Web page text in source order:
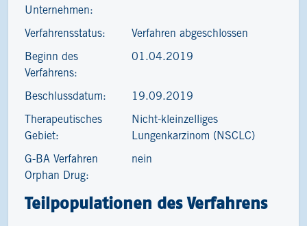
Unternehmen:
Verfahrensstatus: Verfahren abgeschlossen
Beginn des
Verfahrens:
01.04.2019
Beschlussdatum: 19.09.2019
Therapeutisches
Gebiet:
Nicht-kleinzelliges
Lungenkarzinom (NSCLC)
G-BA Verfahren
Orphan Drug:
nein
Teilpopulationen des Verfahrens